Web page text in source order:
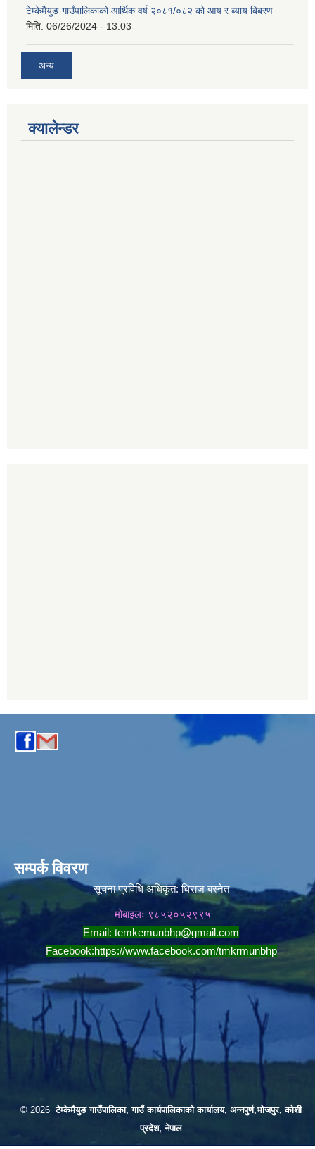
टेम्केमैयुङ गाउँपालिकाको आर्थिक वर्ष २०८१/०८२ को आय र ब्याय बिबरण
मिति: 06/26/2024 - 13:03
अन्य
क्यालेन्डर
सम्पर्क विवरण
सूचना प्रविधि अधिकृत:धिराज बस्नेत
मोबाइलः ९८५२०५२९९५
Email: temkemunbhp@gmail.com
Facebook:https://www.facebook.com/tmkrmunbhp
© 2026टेम्केमैयुङ गाउँपालिका, गाउँ कार्यपालिकाको कार्यालय, अन्नपुर्ण,भोजपुर, कोशी
प्रदेश, नेपाल